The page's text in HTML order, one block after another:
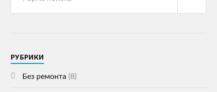
РУБРИКИ
Без ремонта (8)